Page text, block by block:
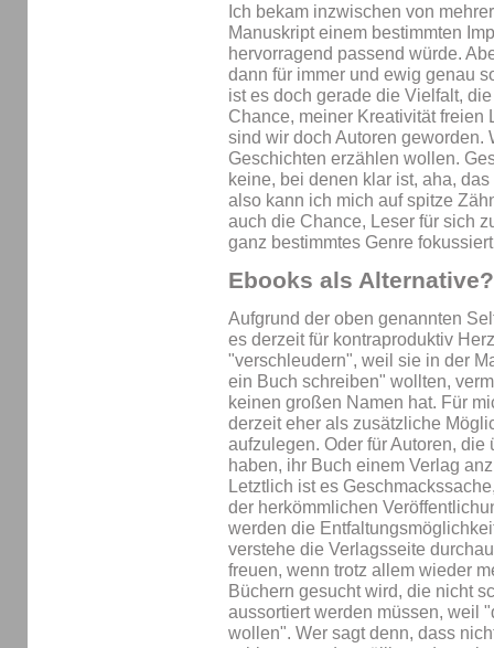
Ich bekam inzwischen von
Manuskript einem bestimmten
hervorragend passend würde.
dann für immer und ewig genau
ist es doch gerade die Vielfalt,
Chance, meiner Kreativität
sind wir doch Autoren geworden.
Geschichten erzählen wollen.
keine, bei denen klar ist, aha,
also kann ich mich auf spitze
auch die Chance, Leser für sich
ganz bestimmtes Genre
Ebooks als Alternative?
Aufgrund der oben genannten
es derzeit für kontraproduktiv
"verschleudern", weil sie in der
ein Buch schreiben" wollten,
keinen großen Namen hat. Für
derzeit eher als zusätzliche
aufzulegen. Oder für Autoren,
haben, ihr Buch einem Verlag
Letztlich ist es
der herkömmlichen
werden die
verstehe die Verlagsseite
freuen, wenn trotz allem wieder
Büchern gesucht wird, die nicht
aussortiert werden müssen, weil
wollen". Wer sagt denn, dass